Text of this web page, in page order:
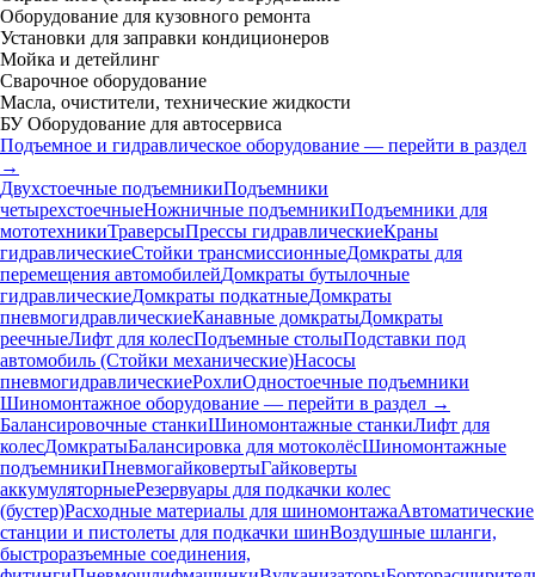
Оборудование для кузовного ремонта
Установки для заправки кондиционеров
Мойка и детейлинг
Сварочное оборудование
Масла, очистители, технические жидкости
БУ Оборудование для автосервиса
Подъемное и гидравлическое оборудование — перейти в раздел
→
Двухстоечные подъемникиПодъемники
четырехстоечныеНожничные подъемникиПодъемники для
мототехникиТраверсыПрессы гидравлическиеКраны
гидравлическиеСтойки трансмиссионныеДомкраты для
перемещения автомобилейДомкраты бутылочные
гидравлическиеДомкраты подкатныеДомкраты
пневмогидравлическиеКанавные домкратыДомкраты
реечныеЛифт для колесПодъемные столыПодставки под
автомобиль (Стойки механические)Насосы
пневмогидравлическиеРохлиОдностоечные подъемники
Шиномонтажное оборудование — перейти в раздел →
Балансировочные станкиШиномонтажные станкиЛифт для
колесДомкратыБалансировка для мотоколёсШиномонтажные
подъемникиПневмогайковертыГайковерты
аккумуляторныеРезервуары для подкачки колес
(бустер)Расходные материалы для шиномонтажаАвтоматические
станции и пистолеты для подкачки шинВоздушные шланги,
быстроразъемные соединения,